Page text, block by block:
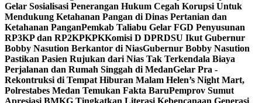
Gelar Sosialisasi Penerangan Hukum Cegah Korupsi Untuk
Mendukung Ketahanan Pangan di Dinas Pertanian dan
Ketahanan PanganPemkab Taliabu Gelar FGD Penyusunan
RP3KP dan RP2KPKPKKomisi D DPRDSU Ikut Gubernur
Bobby Nasution Berkantor di NiasGubernur Bobby Nasution
Pastikan Pasien Rujukan dari Nias Tak Terkendala Biaya
Perjalanan dan Rumah Singgah di MedanGelar Pra -
Rekontruksi di Tempat Hiburan Malam Helen’s Night Mart,
Polrestabes Medan Temukan Fakta BaruPemprov Sumut
Apresiasi BMKG Tingkatkan Literasi Kebencanaan Generasi